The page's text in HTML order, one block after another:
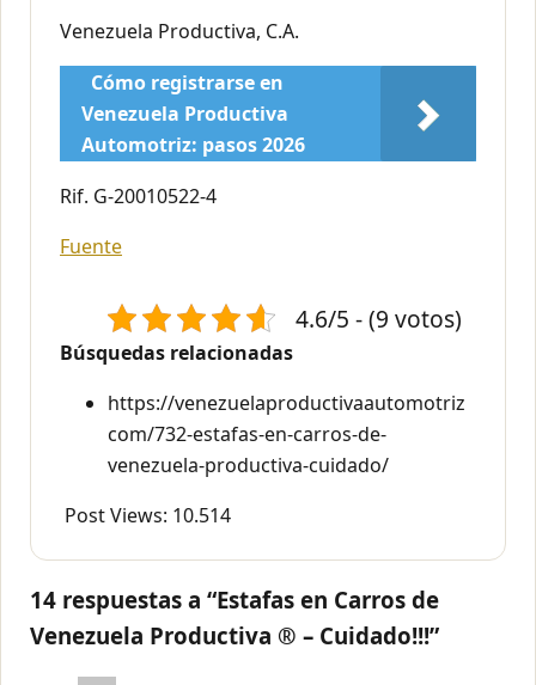
Venezuela Productiva, C.A.
Cómo registrarse en
Venezuela Productiva
Automotriz: pasos 2026
Rif. G-20010522-4
Fuente
4.6/5 - (9 votos)
Búsquedas relacionadas
https://venezuelaproductivaautomotriz
com/732-estafas-en-carros-de-
venezuela-productiva-cuidado/
Post Views: 10.514
14 respuestas a “Estafas en Carros de
Venezuela Productiva ® – Cuidado!!!”